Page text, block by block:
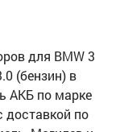
для BMW 3
(бензин) в
АКБ по марке
доставкой по